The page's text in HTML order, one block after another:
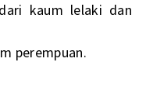
kaum lelaki dan
perempuan.